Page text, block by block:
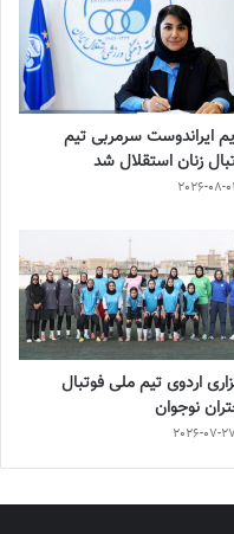
ایراندوست سرمربی تیم
زنان استقلال شد
2026-08-01
اردوی تیم ملی فوتبال
نوجوان
2026-07-27